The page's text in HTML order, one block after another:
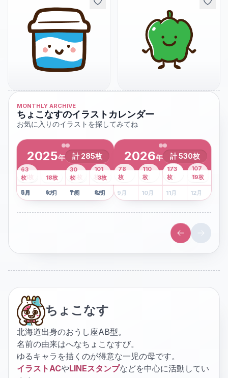
MONTHLY ARCHIVE
ちょこなすのイラストカレンダー
お気に入りのイラストを探してみてね
2025年 計 285枚
1月
2枚 2月 3月 4月
8枚
5月
41 枚
6月
13枚
7月
6枚
8月
101
枚
9月
63
枚
10月
18枚
11月
30
枚
12月
3枚
2026年 計530枚
1月 2月 3月
43
枚
4月
107
枚
5 月
78
枚
6月
110
枚
7月
173
枚
8月
19枚
9 月 10月 11月 12月
ちょこなす
北海道出身のおうし座AB型。
名前の由来はへなちょこなすび。
ゆるキャラを描くのが得意な一児の母です。
イラストACやLINEスタンプなどを中心に活動してい